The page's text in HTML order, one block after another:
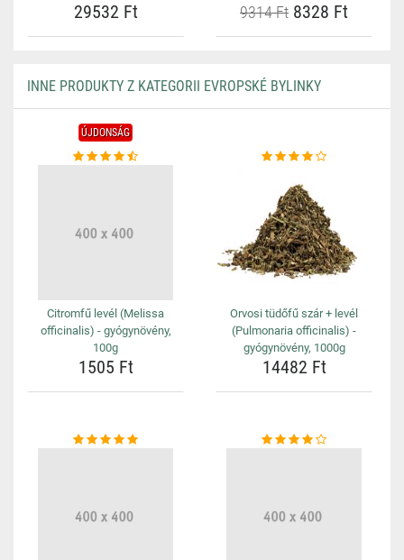
29532 Ft 9314 Ft 8328 Ft
INNE PRODUKTY Z KATEGORII EVROPSKÉ BYLINKY
ÚJDONSÁG
Citromfű levél (Melissa
officinalis) - gyógynövény,
100g
1505 Ft
Orvosi tüdőfű szár + levél
(Pulmonaria officinalis) -
gyógynövény, 1000g
14482 Ft